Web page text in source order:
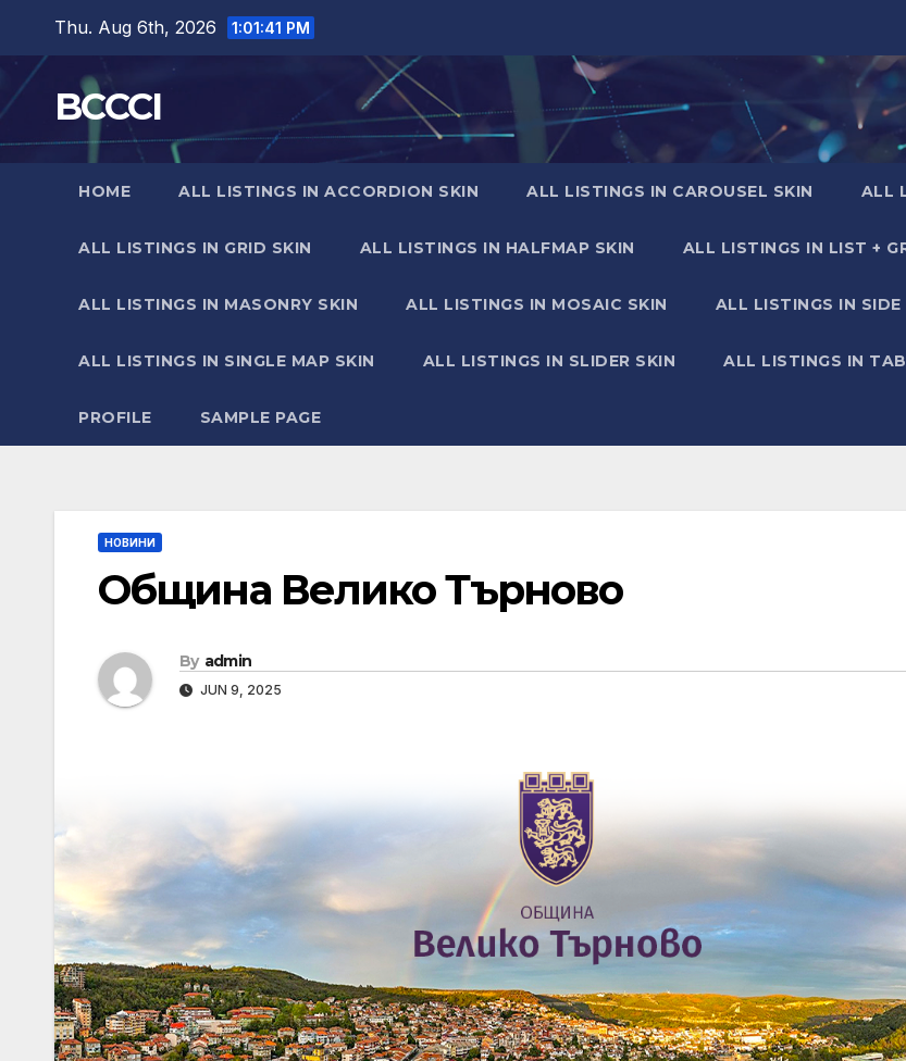
content
Thu. Aug 6th, 2026 1:01:42 PM
BCCCI
HOME ALL LISTINGS IN ACCORDION SKIN ALL LISTINGS IN CAROUSEL SKIN ALL
ALL LISTINGS IN GRID SKIN ALL LISTINGS IN HALFMAP SKIN ALL LISTINGS IN LIST +
ALL LISTINGS IN MASONRY SKIN ALL LISTINGS IN MOSAIC SKIN ALL LISTINGS IN SIDE
ALL LISTINGS IN SINGLE MAP SKIN ALL LISTINGS IN SLIDER SKIN ALL LISTINGS IN
PROFILE SAMPLE PAGE
НОВИНИ
Община Велико Търново
By admin
JUN 9, 2025